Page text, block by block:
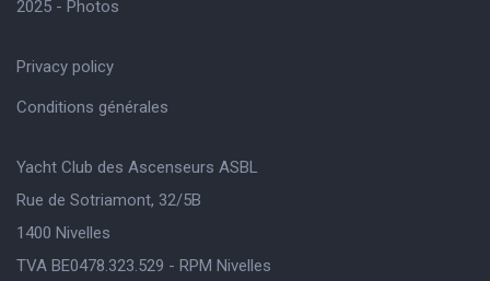
2025 - Photos
Privacy policy
Conditions générales
Yacht Club des Ascenseurs ASBL
Rue de Sotriamont, 32/5B
1400 Nivelles
TVA BE0478.323.529 - RPM Nivelles